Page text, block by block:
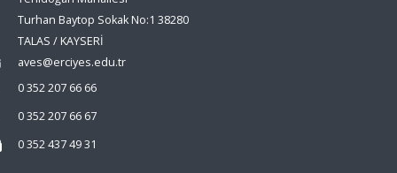
Turhan Baytop Sokak No:1 38280
TALAS / KAYSERİ
aves@erciyes.edu.tr
0 352 207 66 66
0 352 207 66 67
0 352 437 49 31